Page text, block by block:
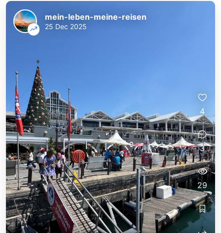
mein-leben-meine-reisen
25 Dec 2025
4
3
29